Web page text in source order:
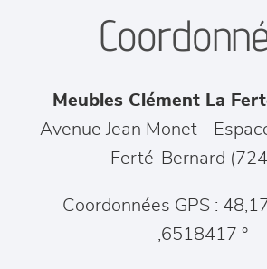
chambres et dressing
décoration
Meubles Clément La
Avenue Jean Monet -
Ferté-Bernard (
Coordonnées GPS :
,6518417 °